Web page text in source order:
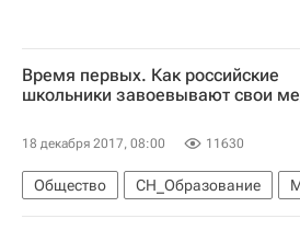
Время первых. Как российские
школьники завоевывают свои
18 декабря 2017, 08:00 11630
Общество СН_Образование